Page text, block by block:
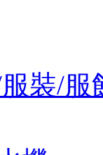
裝/服